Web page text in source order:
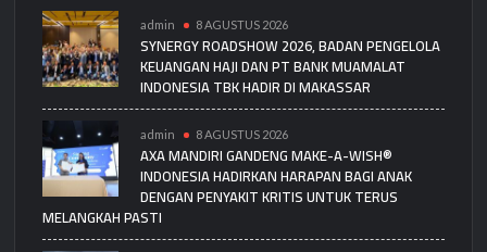
admin 8 AGUSTUS 2026
SYNERGY ROADSHOW 2026, BADAN PENGELOLA
KEUANGAN HAJI DAN PT BANK MUAMALAT
INDONESIA TBK HADIR DI MAKASSAR
admin 8 AGUSTUS 2026
AXA MANDIRI GANDENG MAKE-A-WISH®
INDONESIA HADIRKAN HARAPAN BAGI ANAK
DENGAN PENYAKIT KRITIS UNTUK TERUS
MELANGKAH PASTI